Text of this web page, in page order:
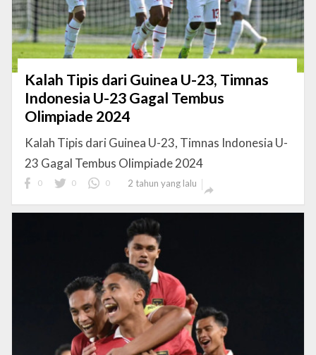
Kalah Tipis dari Guinea U-23, Timnas
Indonesia U-23 Gagal Tembus
Olimpiade 2024
Kalah Tipis dari Guinea U-23, Timnas Indonesia U-
23 Gagal Tembus Olimpiade 2024
0 0 0 2 tahun yang lalu
